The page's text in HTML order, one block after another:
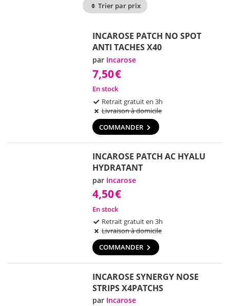
Trier par prix
INCAROSE PATCH NO SPOT
ANTI TACHES X40
par Incarose
7,50€
En stock
Retrait gratuit en 3h
Livraison à domicile
COMMANDER
INCAROSE PATCH AC HYALU
HYDRATANT
par Incarose
4,50€
En stock
Retrait gratuit en 3h
Livraison à domicile
COMMANDER
INCAROSE SYNERGY NOSE
STRIPS X4PATCHS
par Incarose